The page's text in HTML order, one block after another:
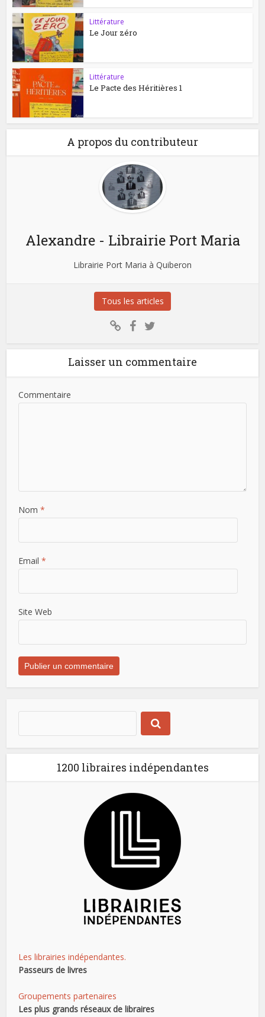
Littérature
Le Jour zéro
Littérature
Le Pacte des Héritières 1
A propos du contributeur
Alexandre - Librairie Port Maria
Librairie Port Maria à Quiberon
Tous les articles
Laisser un commentaire
Commentaire
Nom *
Email *
Site Web
1200 libraires indépendantes
Les librairies indépendantes.
Passeurs de livres
Groupements partenaires
Les plus grands réseaux de libraires